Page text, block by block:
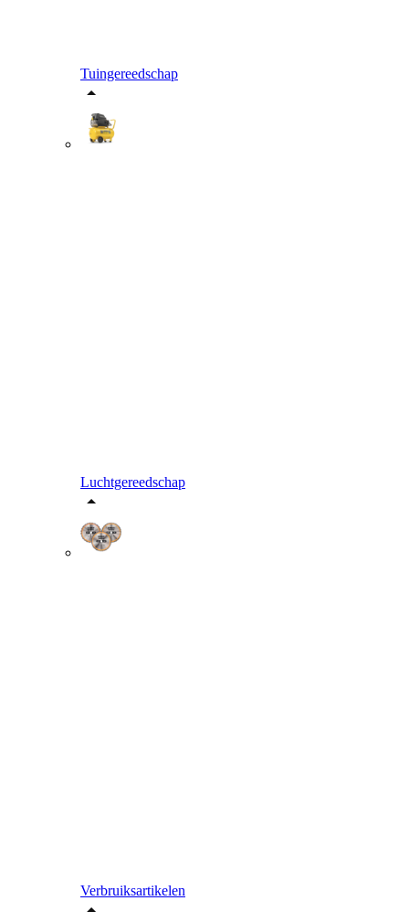
Tuingereedschap
Luchtgereedschap
Verbruiksartikelen